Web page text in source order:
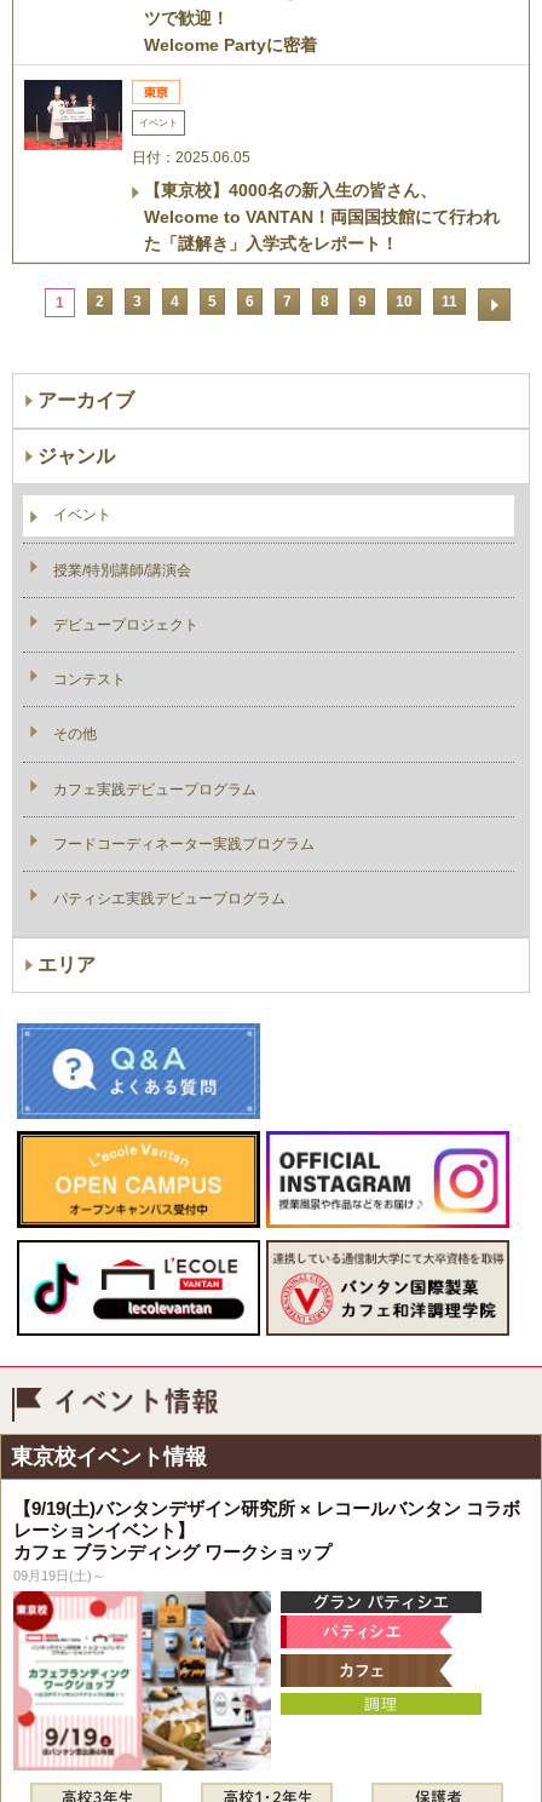
ツで歓迎！
Welcome Partyに密着
イベント
日付：2025.06.05
【東京校】4000名の新入生の皆さん、
Welcome to VANTAN！両国国技館にて行われ
た「謎解き」入学式をレポート！
1 2 3 4 5 6 7 8 9 10 11
アーカイブ
ジャンル
イベント
授業/特別講師/講演会
デビュープロジェクト
コンテスト
その他
カフェ実践デビュープログラム
フードコーディネーター実践プログラム
パティシエ実践デビュープログラム
エリア
東京校イベント情報
【9/19(土)バンタンデザイン研究所 × レコールバンタン コラボ
レーションイベント】
カフェ ブランディング ワークショップ
09月19日(土)～